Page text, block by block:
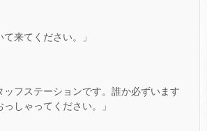
来てください。」
ッフステーションです。誰か必ずいます
しゃってください。」